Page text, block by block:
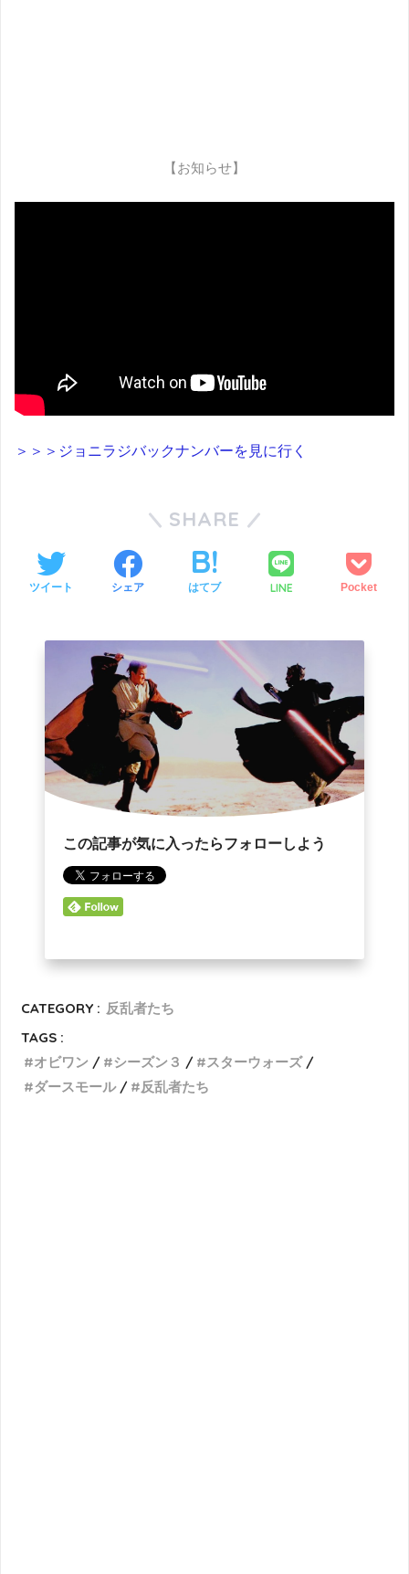
【お知らせ】
＞＞＞ジョニラジバックナンバーを見に行く
SHARE
ツイート シェア はてブ LINE Pocket
この記事が気に入ったらフォローしよう
CATEGORY : 反乱者たち
TAGS :
オビワン
シーズン３
スターウォーズ
ダースモール
反乱者たち